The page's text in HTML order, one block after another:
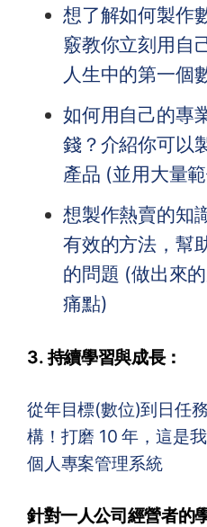
想了解如何製作
竅教你立刻用自
人生中的第一個
如何用自己的專
錢？介紹你可以
產品 (並用大量
想製作熱賣的知
有效的方法，幫
的問題 (做出來
痛點)
3. 持續學習與成長：
從年目標(數位)到日任
構！打磨 10 年，這是
個人專案管理系統
針對一人公司經營者的